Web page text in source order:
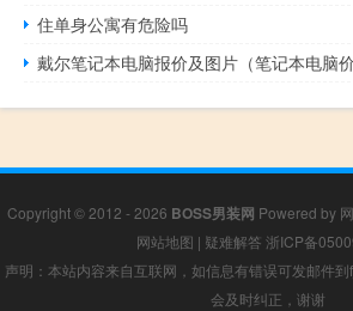
住单身公寓有危险吗
戴尔笔记本电脑报价及图片（笔记本电脑
Copyright © 2012 - 2026 BOSS男装网 Powered by
网站地图 | 疑难解答 浙ICP备
声明：本站内容来自互联网，如信息有错误可发邮件
会及时纠正，谢谢